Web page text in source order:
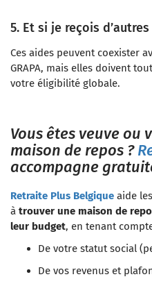
5. Et si je reçois
Ces aides peuvent coexister
GRAPA, mais elles doivent
votre éligibilité globale.
Vous êtes veuve ou
maison de repos ?
accompagne
Retraite Plus Belgique aide
à trouver une maison de
leur budget, en tenant
De votre statut social
De vos revenus et